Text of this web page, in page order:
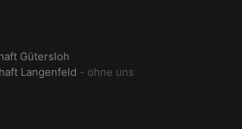
Gütersloh
Langenfeld - ohne uns